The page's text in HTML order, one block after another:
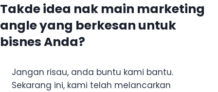
Takde idea nak main marketing
angle yang berkesan untuk
bisnes Anda?
Jangan risau, anda buntu kami bantu.
Sekarang ini, kami telah melancarkan